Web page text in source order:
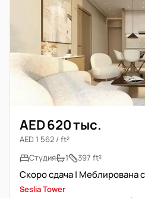
AED 620 тыс.
AED 1 562 / ft²
Студия
1 397 ft²
Seslia Tower